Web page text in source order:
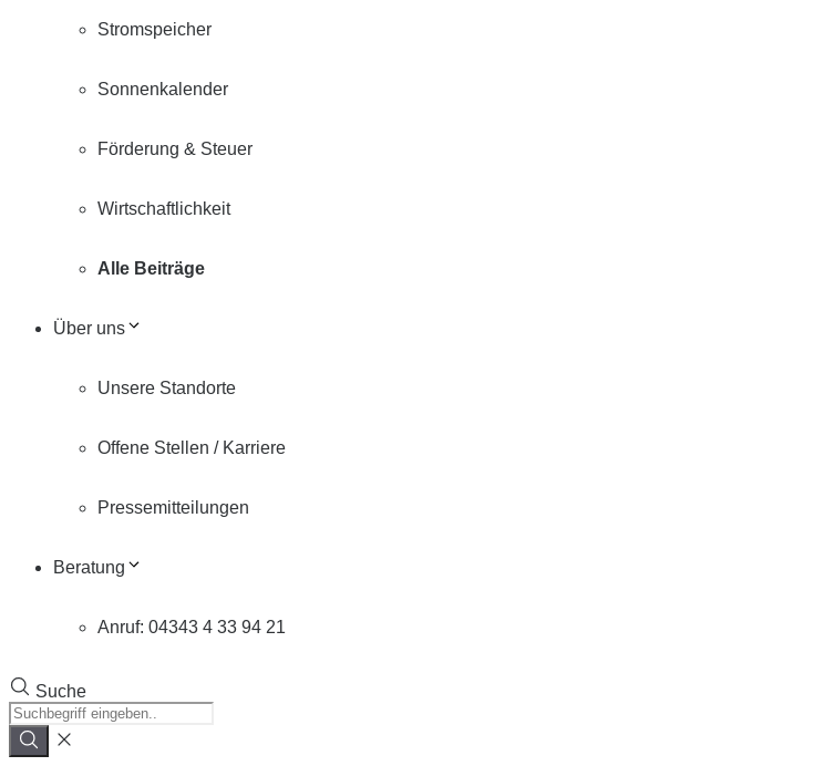
Stromspeicher
Sonnenkalender
Förderung & Steuer
Wirtschaftlichkeit
Alle Beiträge
Über uns
Unsere Standorte
Offene Stellen / Karriere
Pressemitteilungen
Beratung
Anruf: 04343 4 33 94 21
Suche